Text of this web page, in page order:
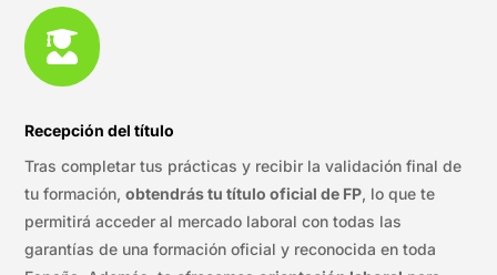

Recepción del título
Tras completar tus prácticas y recibir la validación final de
tu formación,obtendrás tu título oficial de FP, lo que te
permitirá acceder al mercado laboral con todas las
garantías de una formación oficial y reconocida en toda